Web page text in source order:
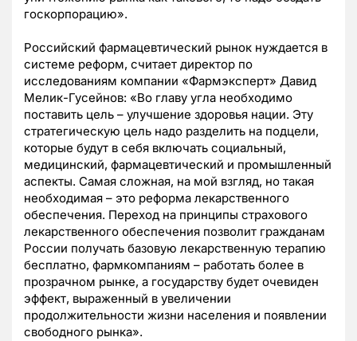
госкорпорацию».
Российский фармацевтический рынок нуждается в
системе реформ, считает директор по
исследованиям компании «Фармэксперт» Давид
Мелик-Гусейнов: «Во главу угла необходимо
поставить цель – улучшение здоровья нации. Эту
стратегическую цель надо разделить на подцели,
которые будут в себя включать социальный,
медицинский, фармацевтический и промышленный
аспекты. Самая сложная, на мой взгляд, но такая
необходимая – это реформа лекарственного
обеспечения. Переход на принципы страхового
лекарственного обеспечения позволит гражданам
России получать базовую лекарственную терапию
бесплатно, фармкомпаниям – работать более в
прозрачном рынке, а государству будет очевиден
эффект, выраженный в увеличении
продолжительности жизни населения и появлении
свободного рынка».